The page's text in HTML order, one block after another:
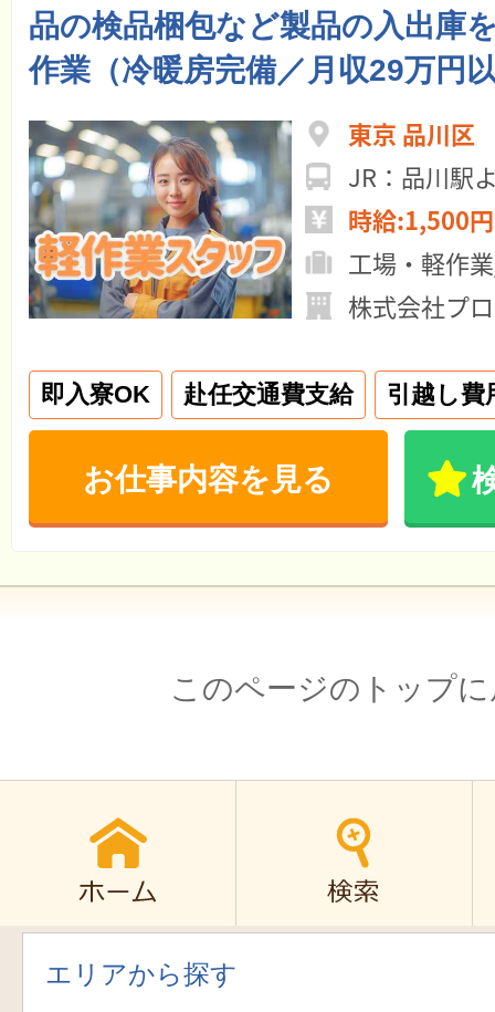
品の検品梱包など製品の入出庫
作業（冷暖房完備／月収29万円
東京 品川区
JR：品川駅
時給:1,500
工場・軽作
株式会社プ
即入寮OK 赴任交通費支給 引越し費
お仕事内容を見る
このページのトップ
エリアから探す